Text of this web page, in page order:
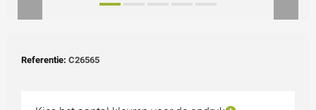
Referentie: C26565